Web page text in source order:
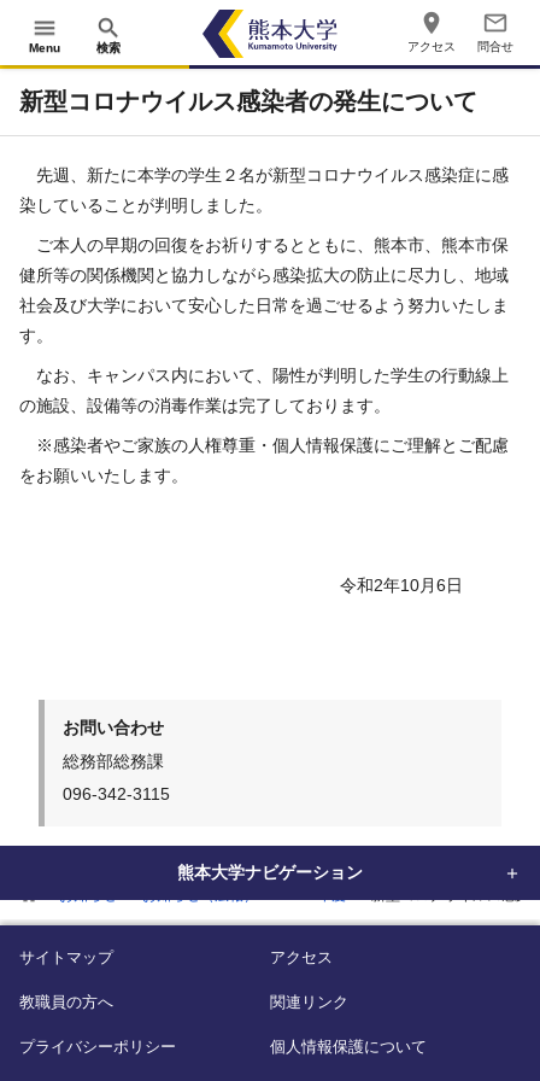
menu
Menu
search
検索
place
アクセス
mail_outline
問合せ
home
新型コロナウイルス感染者の発生について
先週、新たに本学の学生２名が新型コロナウイルス感染症に感
染していることが判明しました。
ご本人の早期の回復をお祈りするとともに、熊本市、熊本市保
健所等の関係機関と協力しながら感染拡大の防止に尽力し、地域
社会及び大学において安心した日常を過ごせるよう努力いたしま
す。
なお、キャンパス内において、陽性が判明した学生の行動線上
の施設、設備等の消毒作業は完了しております。
※感染者やご家族の人権尊重・個人情報保護にご理解とご配慮
をお願いいたします。
令和2年10月6日
お問い合わせ
総務部総務課
096-342-3115
熊本大学ナビゲーション
サイトマップ アクセス
教職員の方へ 関連リンク
プライバシーポリシー 個人情報保護について